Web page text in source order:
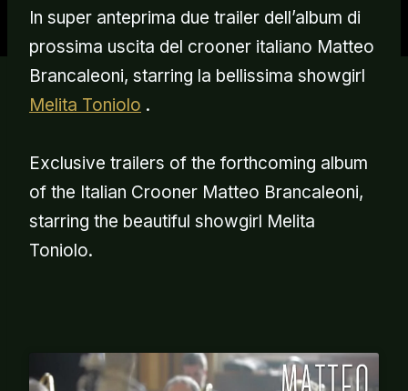
In super anteprima due trailer dell’album di
prossima uscita del crooner italiano Matteo
Brancaleoni, starring la bellissima showgirl
Melita Toniolo .
Exclusive trailers of the forthcoming album
of the Italian Crooner Matteo Brancaleoni,
starring the beautiful showgirl Melita
Toniolo.